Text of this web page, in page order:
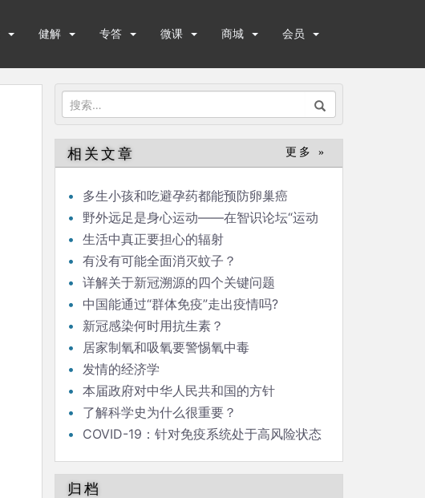
健解 专答 微课 商城 会员
搜
索：
相关文章 更多 »
多生小孩和吃避孕药都能预防卵巢癌
野外远足是身心运动——在智识论坛“运动
与健康”的发言
生活中真正要担心的辐射
有没有可能全面消灭蚊子？
详解关于新冠溯源的四个关键问题
中国能通过“群体免疫”走出疫情吗?
新冠感染何时用抗生素？
居家制氧和吸氧要警惕氧中毒
发情的经济学
本届政府对中华人民共和国的方针
了解科学史为什么很重要？
COVID-19：针对免疫系统处于高风险状态
归档